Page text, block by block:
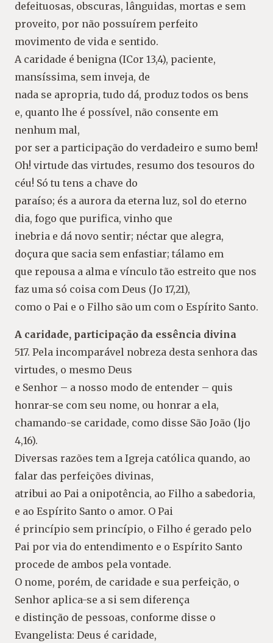
defeituosas, obscuras, lânguidas, mortas e sem
proveito, por não possuírem perfeito
movimento de vida e sentido.
A caridade é benigna (ICor 13,4), paciente,
mansíssima, sem inveja, de
nada se apropria, tudo dá, produz todos os bens
e, quanto lhe é possível, não consente em
nenhum mal,
por ser a participação do verdadeiro e sumo bem!
Oh! virtude das virtudes, resumo dos tesouros do
céu! Só tu tens a chave do
paraíso; és a aurora da eterna luz, sol do eterno
dia, fogo que purifica, vinho que
inebria e dá novo sentir; néctar que alegra,
doçura que sacia sem enfastiar; tálamo em
que repousa a alma e vínculo tão estreito que nos
faz uma só coisa com Deus (Jo 17,21),
como o Pai e o Filho são um com o Espírito Santo.
A caridade, participação da essência divina
517. Pela incomparável nobreza desta senhora das
virtudes, o mesmo Deus
e Senhor – a nosso modo de entender – quis
honrar-se com seu nome, ou honrar a ela,
chamando-se caridade, como disse São João (ljo
4,16).
Diversas razões tem a Igreja católica quando, ao
falar das perfeições divinas,
atribui ao Pai a onipotência, ao Filho a sabedoria,
e ao Espírito Santo o amor. O Pai
é princípio sem princípio, o Filho é gerado pelo
Pai por via do entendimento e o Espírito Santo
procede de ambos pela vontade.
O nome, porém, de caridade e sua perfeição, o
Senhor aplica-se a si sem diferença
e distinção de pessoas, conforme disse o
Evangelista: Deus é caridade,